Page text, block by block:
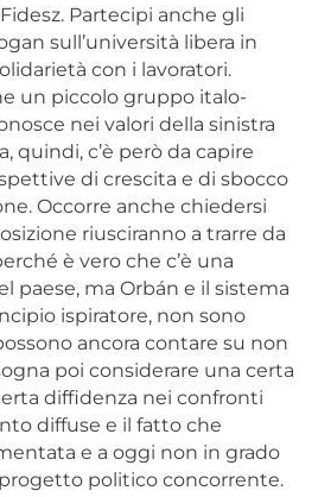
Partecipi anche gli
sull’università libera in
con i lavoratori.
un piccolo gruppo italo-
nei valori della sinistra
quindi, c’è però da capire
di crescita e di sbocco
Occorre anche chiedersi
riusciranno a trarre da
è vero che c’è una
paese, ma Orbán e il sistema
ispiratore, non sono
ancora contare su non
poi considerare una certa
diffidenza nei confronti
diffuse e il fatto che
e a oggi non in grado
politico concorrente.